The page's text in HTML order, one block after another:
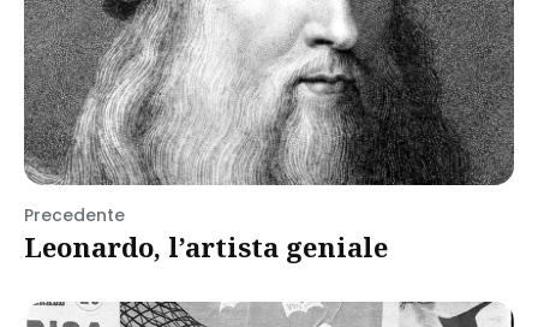
Precedente
Leonardo, l’artista geniale